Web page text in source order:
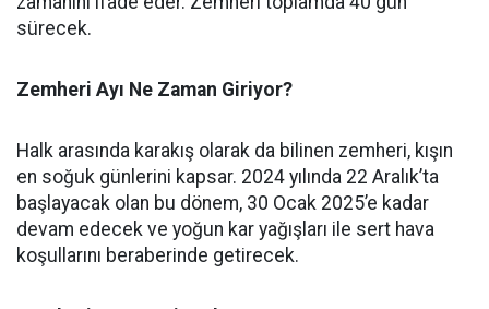
sürecek.
Zemheri Ayı Ne Zaman Giriyor?
Halk arasında karakış olarak da bilinen zemheri, kışın
en soğuk günlerini kapsar. 2024 yılında 22 Aralık’ta
başlayacak olan bu dönem, 30 Ocak 2025’e kadar
devam edecek ve yoğun kar yağışları ile sert hava
koşullarını beraberinde getirecek.